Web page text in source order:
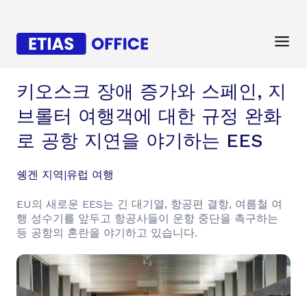
키오스크 장애 증가와 스페인, 지
브롤터 여행객에 대한 규정 완화
로 공항 지연을 야기하는 EES
쉥겐 지역|유럽 여행
EU의 새로운 EES는 긴 대기열, 항공편 결항, 여름철 여
행 성수기를 앞두고 항공사들이 운항 중단을 촉구하는
등 공항의 혼란을 야기하고 있습니다.